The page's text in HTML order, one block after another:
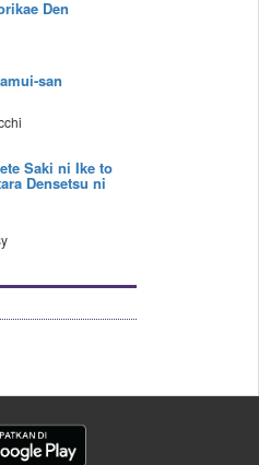
Den
san
Saki ni Ike to
Densetsu ni